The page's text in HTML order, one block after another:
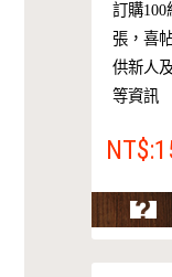
訂購100
張，喜
供新人
等資訊